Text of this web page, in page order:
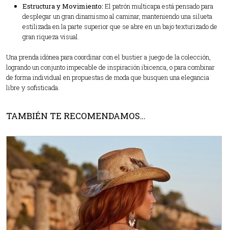
Estructura y Movimiento: El patrón multicapa está pensado para
desplegar un gran dinamismo al caminar, manteniendo una silueta
estilizada en la parte superior que se abre en un bajo texturizado de
gran riqueza visual.
Una prenda idónea para coordinar con el bustier a juego de la colección,
logrando un conjunto impecable de inspiración ibicenca, o para combinar
de forma individual en propuestas de moda que busquen una elegancia
libre y sofisticada.
TAMBIÉN TE RECOMENDAMOS…